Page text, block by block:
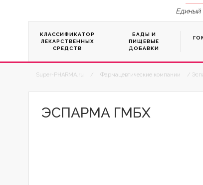
Единый
КЛАССИФИКАТОР
ЛЕКАРСТВЕННЫХ
СРЕДСТВ
БАДЫ И
ПИЩЕВЫЕ
ДОБАВКИ
Super-PHARMA.ru / Фармацевтические компании /
ЭСПАРМА ГМБХ